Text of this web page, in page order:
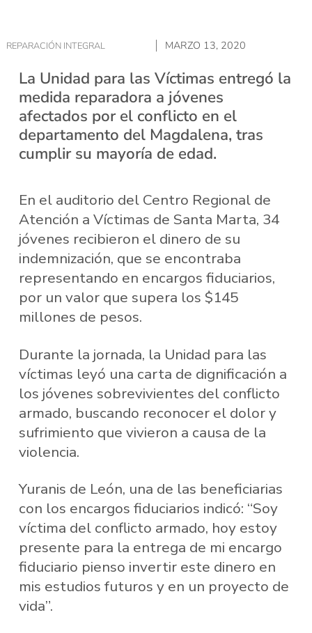
REPARACIÓN INTEGRAL MARZO 13, 2020
La Unidad para las Víctimas entregó la
medida reparadora a jóvenes
afectados por el conflicto en el
departamento del Magdalena, tras
cumplir su mayoría de edad.
En el auditorio del Centro Regional de
Atención a Víctimas de Santa Marta, 34
jóvenes recibieron el dinero de su
indemnización, que se encontraba
representando en encargos fiduciarios,
por un valor que supera los $145
millones de pesos.
Durante la jornada, la Unidad para las
víctimas leyó una carta de dignificación a
los jóvenes sobrevivientes del conflicto
armado, buscando reconocer el dolor y
sufrimiento que vivieron a causa de la
violencia.
Yuranis de León, una de las beneficiarias
con los encargos fiduciarios indicó: “Soy
víctima del conflicto armado, hoy estoy
presente para la entrega de mi encargo
fiduciario pienso invertir este dinero en
mis estudios futuros y en un proyecto de
vida”.